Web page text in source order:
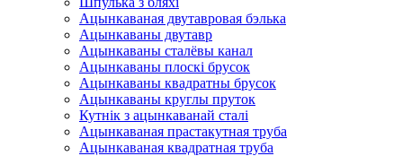
Ацынкаваная двутавровая бэлька
Ацынкаваны двутавр
Ацынкаваны сталёвы канал
Ацынкаваны плоскі брусок
Ацынкаваны квадратны брусок
Ацынкаваны круглы пруток
Кутнік з ацынкаванай сталі
Ацынкаваная прастакутная труба
Ацынкаваная квадратная труба